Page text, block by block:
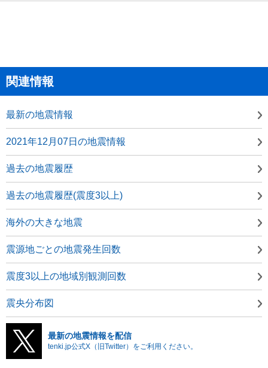
関連情報
最新の地震情報
2021年12月07日の地震情報
過去の地震履歴
過去の地震履歴(震度3以上)
海外の大きな地震
震源地ごとの地震発生回数
震度3以上の地域別観測回数
震央分布図
最新の地震情報を配信
tenki.jp公式X（旧Twitter）をご利用ください。